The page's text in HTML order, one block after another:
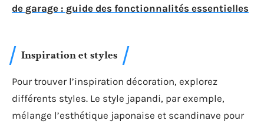
de garage : guide des fonctionnalités essentielles
Inspiration et styles
Pour trouver l’inspiration décoration, explorez
différents styles. Le style japandi, par exemple,
mélange l’esthétique japonaise et scandinave pour